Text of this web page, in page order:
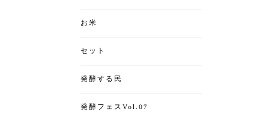
お米
セット
発酵する民
発酵フェスVol.07